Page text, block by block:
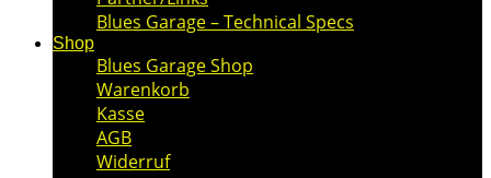
Blues Garage – Technical Specs
Shop
Blues Garage Shop
Warenkorb
Kasse
AGB
Widerruf